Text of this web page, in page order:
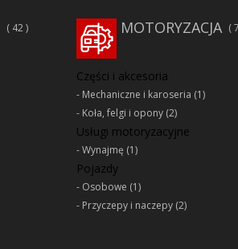
42 MOTORYZACJA 7
Części i akcesoria
Mechaniczne i karoseria (1)
Koła, felgi i opony (2)
Usługi motoryzacyjne
Wynajmę (1)
Pojazdy
Osobowe (1)
Przyczepy i naczepy (2)